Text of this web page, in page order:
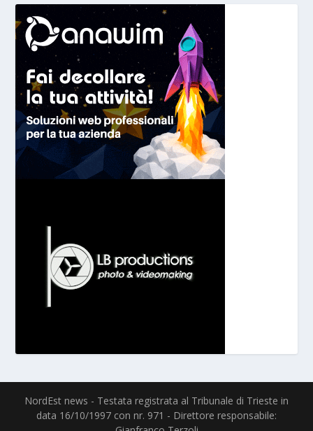
NordEst news - Testata registrata al Tribunale di Trieste in
data 16/10/1997 con nr. 971 - Direttore responsabile: